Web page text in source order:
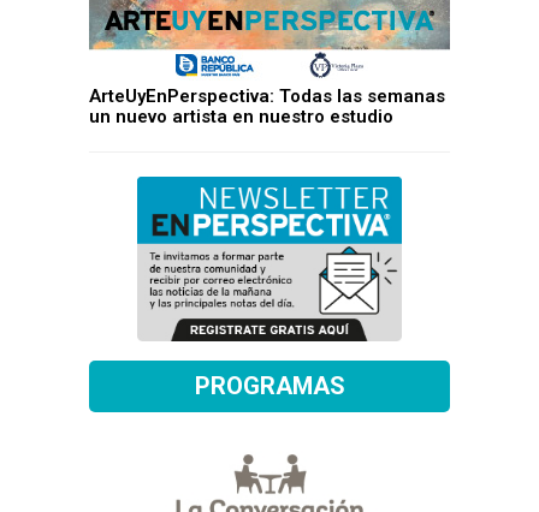
ArteUyEnPerspectiva: Todas las semanas
un nuevo artista en nuestro estudio
PROGRAMAS